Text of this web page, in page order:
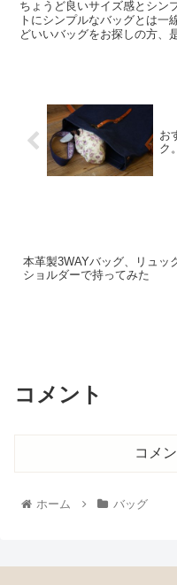
ちょうど良いサイズ感とシン
トにシンプルなバッグとは一
どいいバッグをお探しの方、
お
ク
本革製3WAYバッグ、リュッ
ショルダーで持ってみた
コメント
コメ
ホーム バッグ